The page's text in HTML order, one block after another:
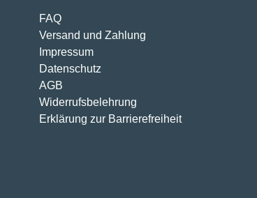
FAQ
Versand und Zahlung
Impressum
Datenschutz
AGB
Widerrufsbelehrung
Erklärung zur Barrierefreiheit